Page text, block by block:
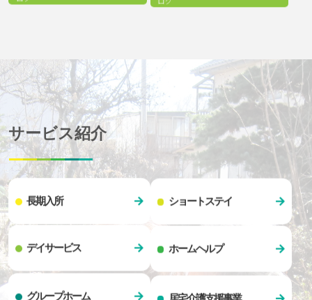
サービス紹介
長期入所 ショートステイ
デイサービス ホームヘルプ
グループホーム 居宅介護支援事業